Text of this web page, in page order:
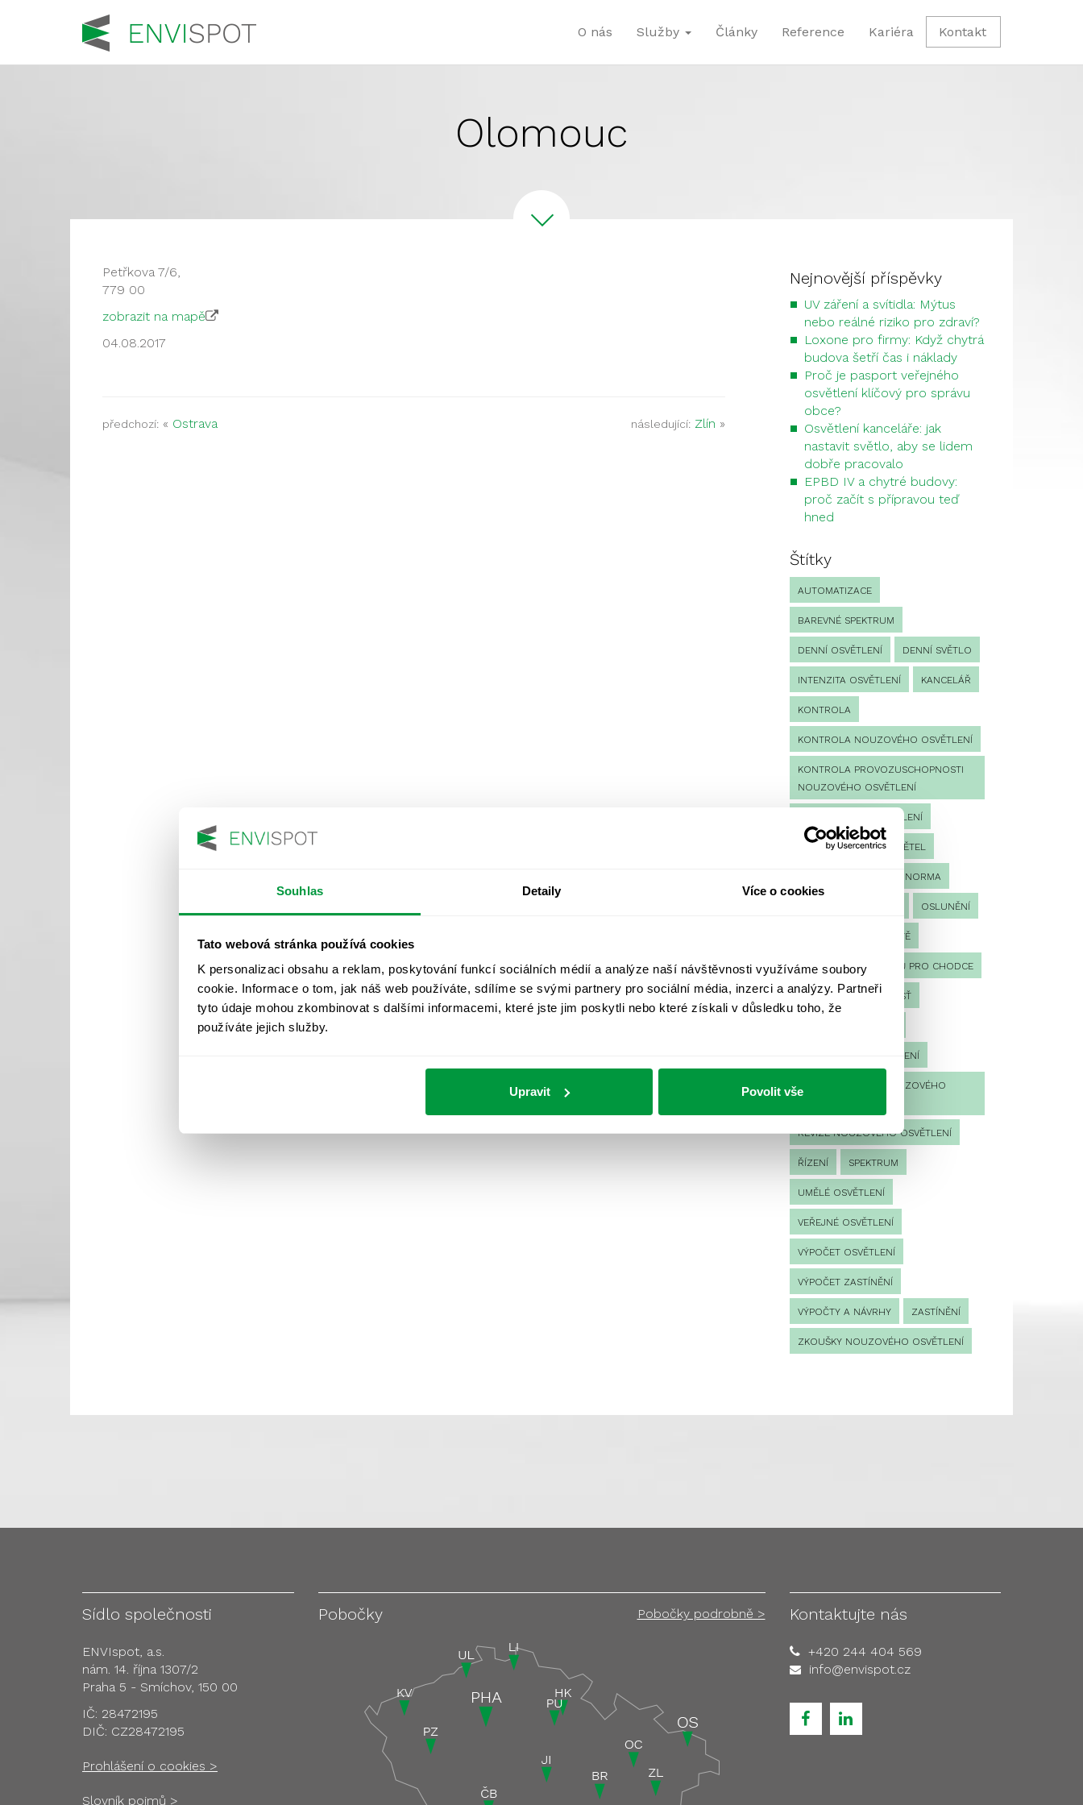
Souhlas Detaily Více o cookies
Tato webová stránka používá cookies
K personalizaci obsahu a reklam, poskytování funkcí sociálních médií a analýze naší návštěvnosti využíváme soubory
cookie. Informace o tom, jak náš web používáte, sdílíme se svými partnery pro sociální média, inzerci a analýzy. Partneři
tyto údaje mohou zkombinovat s dalšími informacemi, které jste jim poskytli nebo které získali v důsledku toho, že
používáte jejich služby.
Upravit Povolit vše
O nás Služby Články Reference Kariéra Kontakt
Olomouc
Petřkova 7/6,
779 00
zobrazit na mapě
04.08.2017
předchozí: « Ostrava následující: Zlín »
Nejnovější příspěvky
UV záření a svítidla: Mýtus
nebo reálné riziko pro zdraví?
Loxone pro firmy: Když chytrá
budova šetří čas i náklady
Proč je pasport veřejného
osvětlení klíčový pro správu
obce?
Osvětlení kanceláře: jak
nastavit světlo, aby se lidem
dobře pracovalo
EPBD IV a chytré budovy:
proč začít s přípravou teď
hned
Štítky
AUTOMATIZACE
BAREVNÉ SPEKTRUM
DENNÍ OSVĚTLENÍ DENNÍ SVĚTLO
INTENZITA OSVĚTLENÍ KANCELÁŘ
KONTROLA
KONTROLA NOUZOVÉHO OSVĚTLENÍ
KONTROLA PROVOZUSCHOPNOSTI
NOUZOVÉHO OSVĚTLENÍ
LED NOUZOVÉ OSVĚTLENÍ
MĚŘENÍ MĚŘENÍ SVĚTEL
NORMA
OSLUNĚNÍ
OSVĚTLENÍ PRACOVIŠTĚ
OSVĚTLENÍ PŘECHODŮ PRO CHODCE
OSVĚTLENÍ SPORTOVIŠŤ
PROTIPANICKÉ OSVĚTLENÍ
PROVOZNÍ DENÍK NOUZOVÉHO
REVIZE NOUZOVÉHO OSVĚTLENÍ
ŘÍZENÍ SPEKTRUM
UMĚLÉ OSVĚTLENÍ
VEŘEJNÉ OSVĚTLENÍ
VÝPOČET OSVĚTLENÍ
VÝPOČET ZASTÍNĚNÍ
VÝPOČTY A NÁVRHY ZASTÍNĚNÍ
ZKOUŠKY NOUZOVÉHO OSVĚTLENÍ
Sídlo společnosti
ENVIspot, a.s.
nám. 14. října 1307/2
Praha 5 - Smíchov, 150 00
IČ: 28472195
DIČ: CZ28472195
Prohlášení o cookies >
Slovník pojmů >
Pobočky Pobočky podrobně > Kontaktujte nás
+420 244 404 569
info@envispot.cz